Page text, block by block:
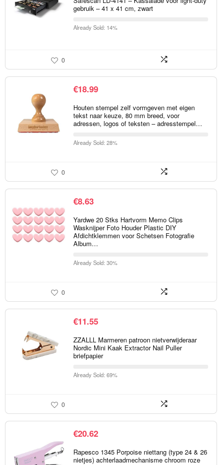
gebruik – 41 x 41 cm, zwart
Already Sold: 14%
0
€18.99
Houten stempel zelf vormgeven met eigen
tekst naar keuze, 80 mm breed, voor
adressen, logos of teksten – adresstempel…
Already Sold: 28%
0
€8.63
Yardwe 20 Stks Hartvorm Memo Clips
Wasknijper Foto Houder Plastic DIY
Afdichtklemmen voor Schetsen Fotografie
Album…
Already Sold: 30%
0
€11.55
ZZALLL Marmeren patroon nietverwijderaar
Nordic Mini Kaak Extractor Nail Puller
briefpapier
Already Sold: 69%
0
€20.62
Rapesco 1345 Porpoise niettang (type 24 & 26
nietjes) achterlaadmechanisme chroom roze